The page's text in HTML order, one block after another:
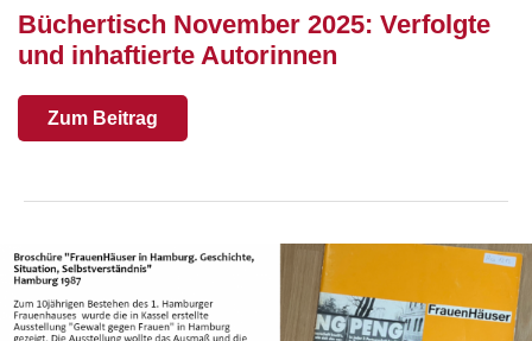
Büchertisch November 2025: Verfolgte
und inhaftierte Autorinnen
Zum Beitrag